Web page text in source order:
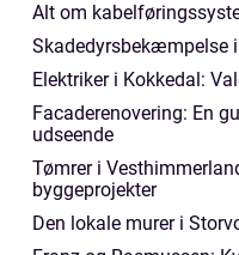
Alt om
Skadedyrsbekæmpelse
Elektriker i Kokkedal:
Facaderenovering: En
udseende
Tømrer i
byggeprojekter
Den lokale murer i